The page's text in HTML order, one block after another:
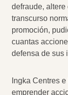
defraude, altere
transcurso
promoción,
cuantas
defensa de sus
Ingka Centres
emprender